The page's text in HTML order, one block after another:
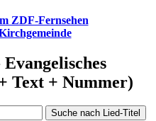
ZDF-Fernsehen
Text + Nummer)